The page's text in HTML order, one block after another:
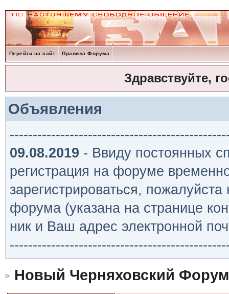
Перейти на сайт Правила Форума
Здравствуйте,
Объявления
09.08.2019 - Ввиду постоянных
регистрация на форуме
зарегистрироваться,
форума (указана на странице
ник и Ваш адрес электронной
Новый Черняховский Форум